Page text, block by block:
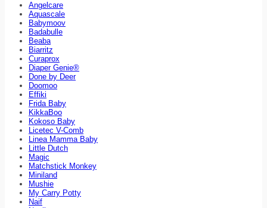
Angelcare
Aquascale
Babymoov
Badabulle
Beaba
Biarritz
Curaprox
Diaper Genie®
Done by Deer
Doomoo
Effiki
Frida Baby
KikkaBoo
Kokoso Baby
Licetec V-Comb
Linea Mamma Baby
Little Dutch
Magic
Matchstick Monkey
Miniland
Mushie
My Carry Potty
Naif